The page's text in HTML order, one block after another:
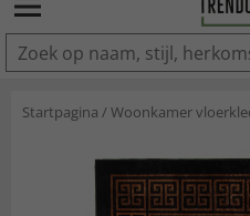
IN DE
Startpagina /Woonkamer